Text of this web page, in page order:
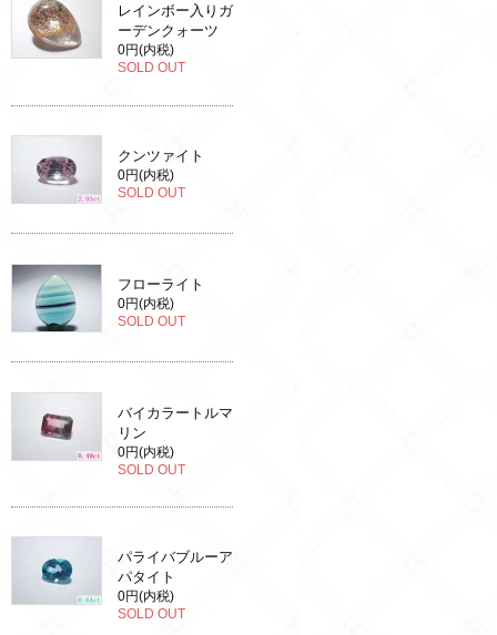
レインボー入りガ
ーデンクォーツ
0円(内税)
SOLD OUT
クンツァイト
0円(内税)
SOLD OUT
フローライト
0円(内税)
SOLD OUT
バイカラートルマ
リン
0円(内税)
SOLD OUT
パライバブルーア
パタイト
0円(内税)
SOLD OUT